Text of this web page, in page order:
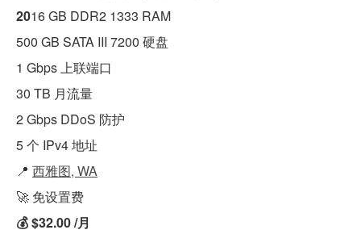
2016 GB DDR2 1333 RAM
500 GB SATA III 7200 硬盘
1 Gbps 上联端口
30 TB 月流量
2 Gbps DDoS 防护
5 个 IPv4 地址
📍 西雅图, WA
🚀 免设置费
💰 $32.00 /月